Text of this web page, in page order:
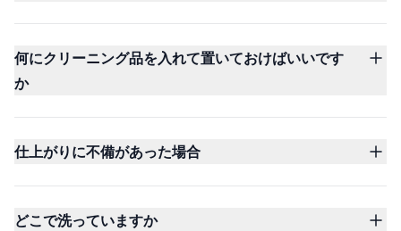
何にクリーニング品を入れて置いておけばいいです
か
仕上がりに不備があった場合
どこで洗っていますか